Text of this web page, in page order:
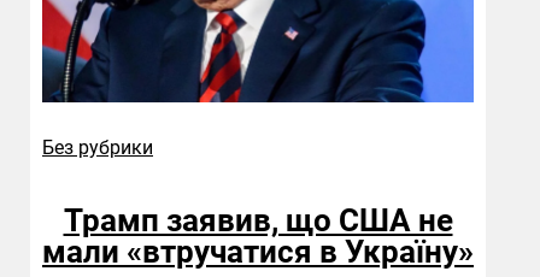
Без рубрики
Трамп заявив, що США не
мали «втручатися в Україну»